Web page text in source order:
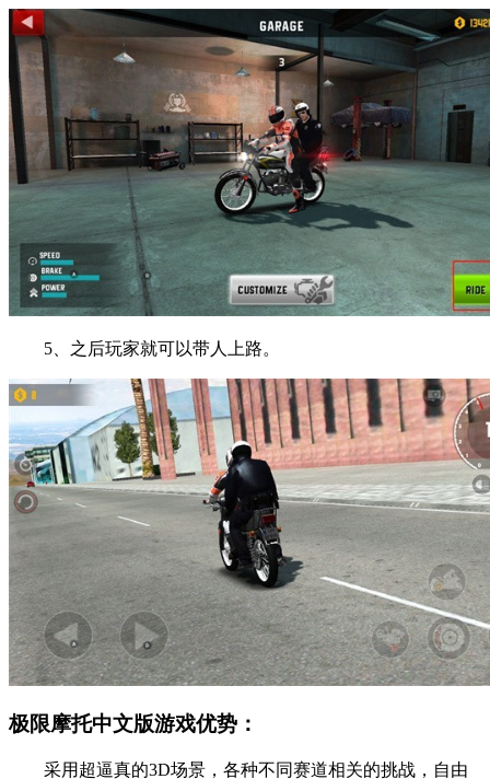
5、之后玩家就可以带人上路。
极限摩托中文版游戏优势：
采用超逼真的3D场景，各种不同赛道相关的挑战，自由